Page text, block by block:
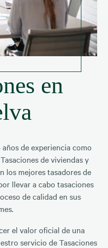
en
de experiencia como
de viviendas y
los mejores tasadores de
llevar a cabo tasaciones
de calidad en sus
el valor oficial de una
servicio de Tasaciones